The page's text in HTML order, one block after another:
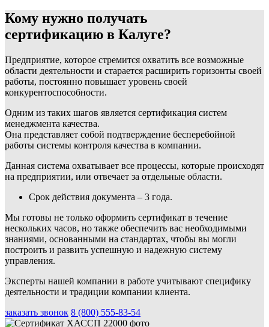
Кому нужно получать
сертификацию в Калуге?
Предприятие, которое стремится охватить все возможные
области деятельности и старается расширить горизонты своей
работы, постоянно повышает уровень своей
конкурентоспособности.
Одним из таких шагов является сертификация систем
менеджмента качества.
Она представляет собой подтверждение бесперебойной
работы системы контроля качества в компании.
Данная система охватывает все процессы, которые происходят
на предприятии, или отвечает за отдельные области.
Срок действия документа – 3 года.
Мы готовы не только оформить сертификат в течение
нескольких часов, но также обеспечить вас необходимыми
знаниями, основанными на стандартах, чтобы вы могли
построить и развить успешную и надежную систему
управления.
Эксперты нашей компании в работе учитывают специфику
деятельности и традиции компании клиента.
заказать звонок 8 (800) 555-83-54